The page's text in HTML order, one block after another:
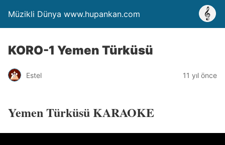
Müzikli Dünya www.hupankan.com
KORO-1 Yemen Türküsü
Estel 11 yıl önce
Yemen Türküsü KARAOKE